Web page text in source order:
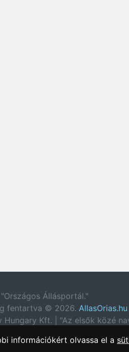
"Országos Állásportál."
fentartva © 2026. AllasOrias.hu
Hungary Kft. | "Az elsők közé
információkért olvassa el a